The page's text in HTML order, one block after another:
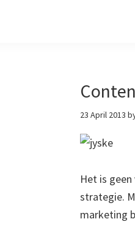
23 April 2013
Het is
strategie.
marketing